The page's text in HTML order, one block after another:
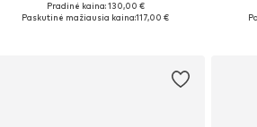
Galimi dydžiai: 36, 37, 38, 39, 40, 41
Pradinė kaina: 130,00 €
Paskutinė mažiausia kaina:117,00 €